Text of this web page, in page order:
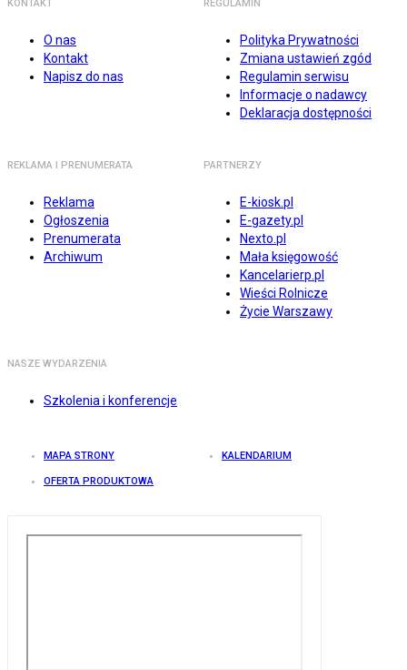
KONTAKT
O nas
Kontakt
Napisz do nas
REGULAMIN
Polityka Prywatności
Zmiana ustawień zgód
Regulamin serwisu
Informacje o nadawcy
Deklaracja dostępności
REKLAMA I PRENUMERATA
Reklama
Ogłoszenia
Prenumerata
Archiwum
PARTNERZY
E-kiosk.pl
E-gazety.pl
Nexto.pl
Mała księgowość
Kancelarierp.pl
Wieści Rolnicze
Życie Warszawy
NASZE WYDARZENIA
Szkolenia i konferencje
MAPA STRONY KALENDARIUM
OFERTA PRODUKTOWA